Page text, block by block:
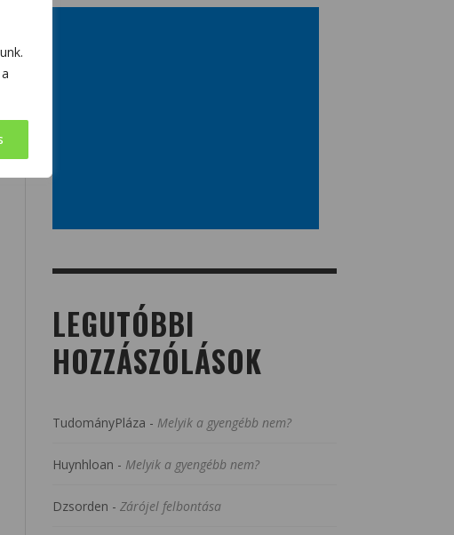
LEGUTÓBBI
HOZZÁSZÓLÁSOK
TudományPláza - Melyik a gyengébb nem?
Huynhloan - Melyik a gyengébb nem?
Dzsorden - Zárójel felbontása